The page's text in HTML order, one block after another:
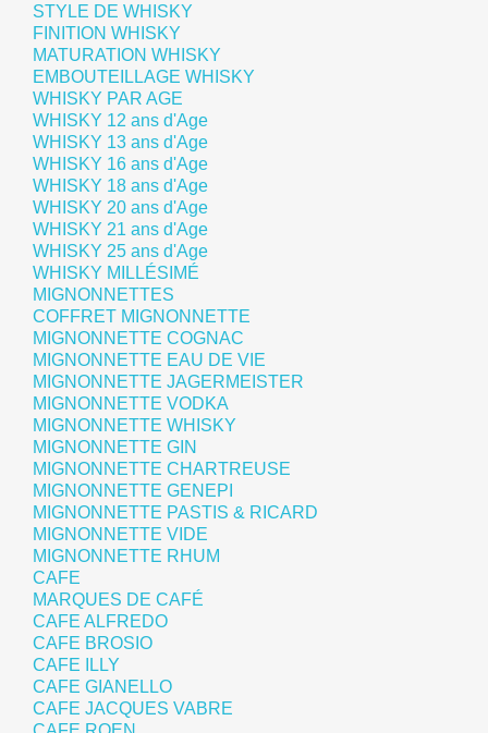
STYLE DE WHISKY
FINITION WHISKY
MATURATION WHISKY
EMBOUTEILLAGE WHISKY
WHISKY PAR AGE
WHISKY 12 ans d'Age
WHISKY 13 ans d'Age
WHISKY 16 ans d'Age
WHISKY 18 ans d'Age
WHISKY 20 ans d'Age
WHISKY 21 ans d'Age
WHISKY 25 ans d'Age
WHISKY MILLÉSIMÉ
MIGNONNETTES
COFFRET MIGNONNETTE
MIGNONNETTE COGNAC
MIGNONNETTE EAU DE VIE
MIGNONNETTE JAGERMEISTER
MIGNONNETTE VODKA
MIGNONNETTE WHISKY
MIGNONNETTE GIN
MIGNONNETTE CHARTREUSE
MIGNONNETTE GENEPI
MIGNONNETTE PASTIS & RICARD
MIGNONNETTE VIDE
MIGNONNETTE RHUM
CAFE
MARQUES DE CAFÉ
CAFE ALFREDO
CAFE BROSIO
CAFE ILLY
CAFE GIANELLO
CAFE JACQUES VABRE